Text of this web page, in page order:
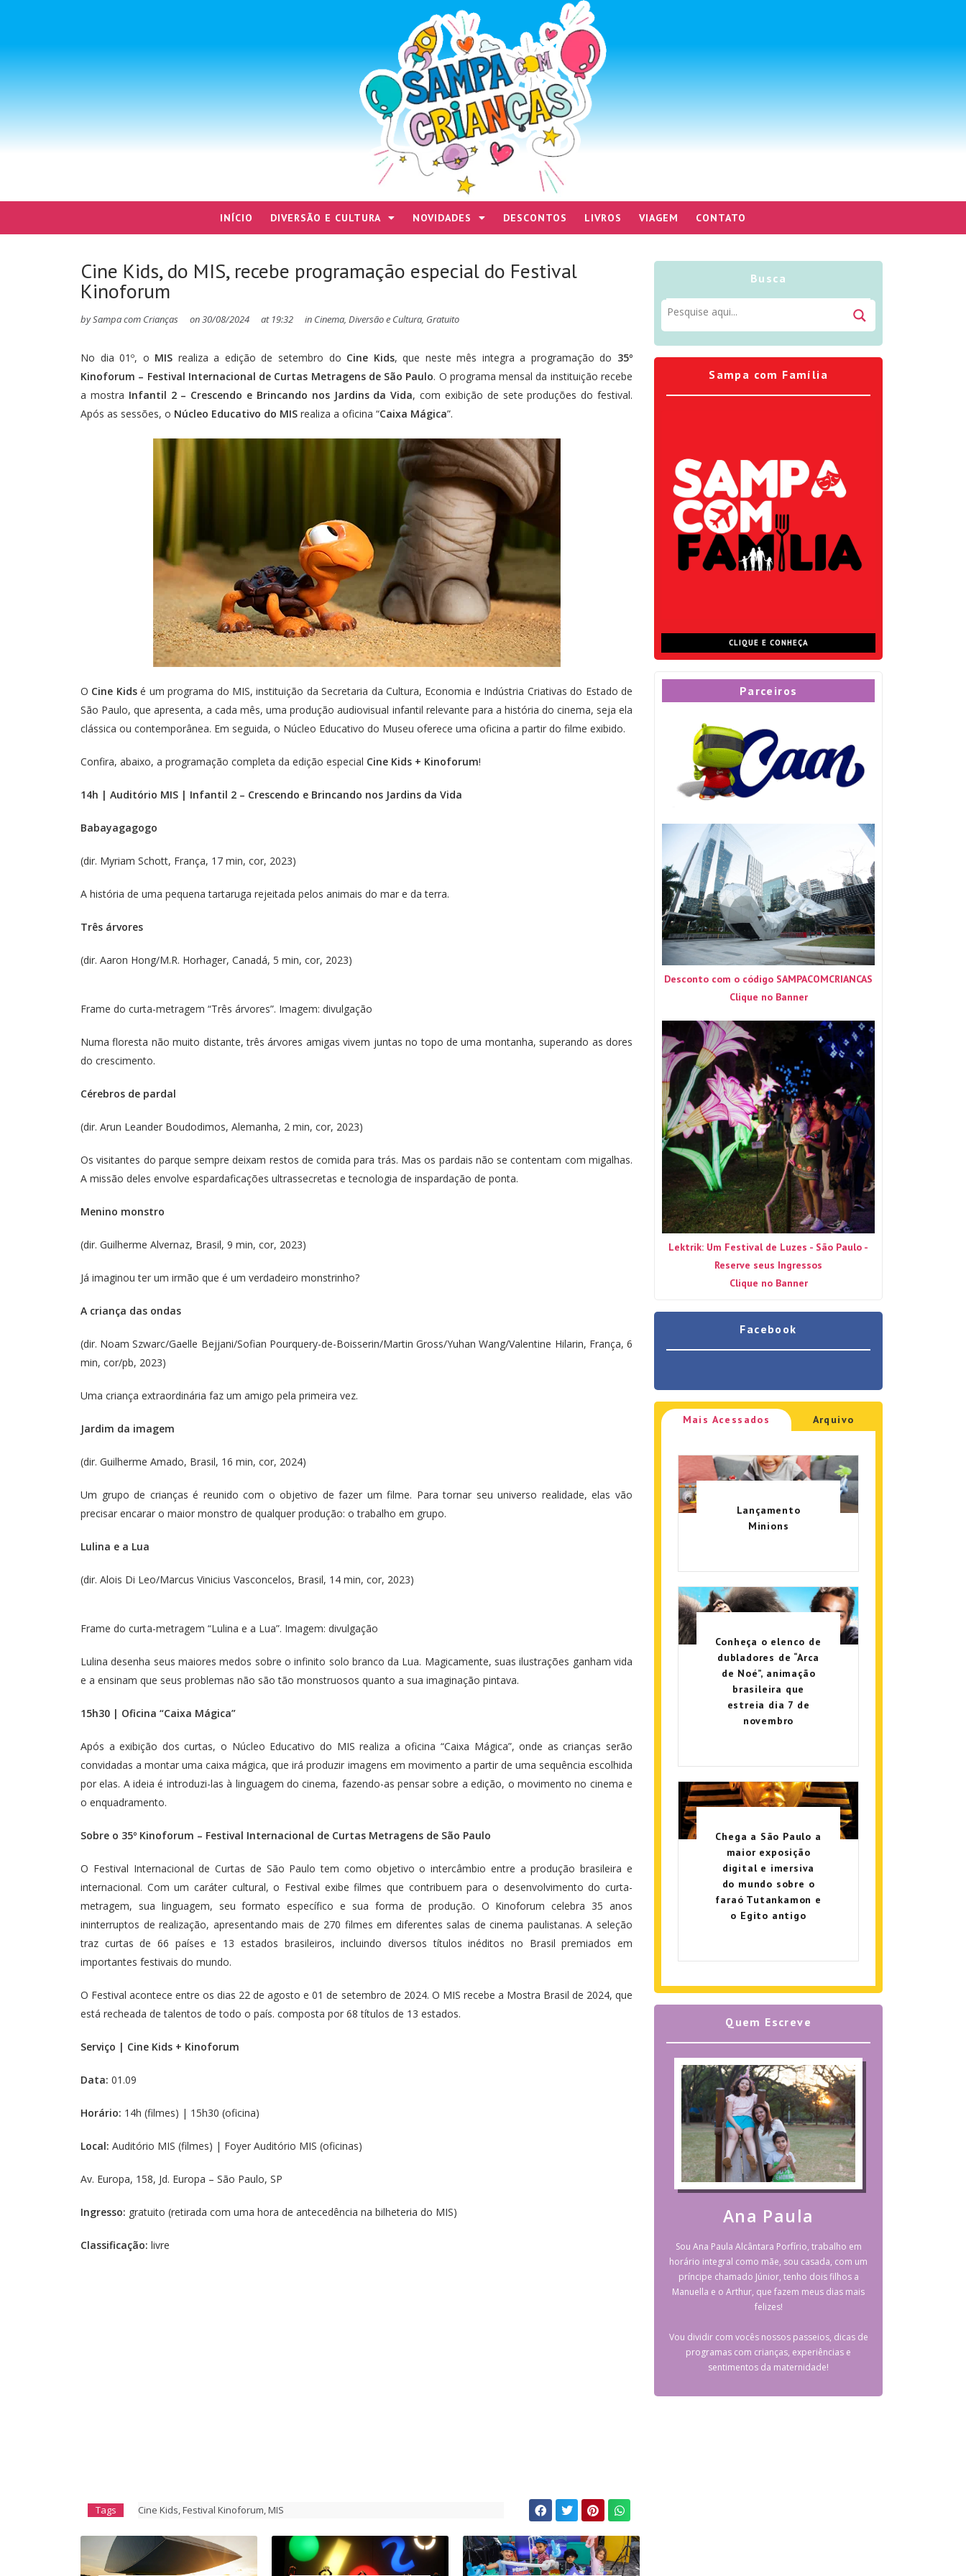
INÍCIO DIVERSÃO E CULTURA NOVIDADES DESCONTOS LIVROS VIAGEM CONTATO
Cine Kids, do MIS, recebe programação especial do Festival
Kinoforum
bySampa com Crianças on30/08/2024 at 19:32 in Cinema, Diversão e Cultura, Gratuito
No dia 01º, o MIS realiza a edição de setembro do Cine Kids, que neste mês integra a programação do 35º
Kinoforum – Festival Internacional de Curtas Metragens de São Paulo. O programa mensal da instituição recebe
a mostra Infantil 2 – Crescendo e Brincando nos Jardins da Vida, com exibição de sete produções do festival.
Após as sessões, o Núcleo Educativo do MIS realiza a oficina “Caixa Mágica”.
O Cine Kidsé um programa do MIS, instituição da Secretaria da Cultura, Economia e Indústria Criativas do Estado de
São Paulo, que apresenta, a cada mês, uma produção audiovisual infantil relevante para a história do cinema, seja ela
clássica ou contemporânea. Em seguida, o Núcleo Educativo do Museu oferece uma oficina a partir do filme exibido.
Confira, abaixo, a programação completa da edição especial Cine Kids + Kinoforum!
14h | Auditório MIS | Infantil 2 – Crescendo e Brincando nos Jardins da Vida
Babayagagogo
(dir. Myriam Schott, França, 17 min, cor, 2023)
A história de uma pequena tartaruga rejeitada pelos animais do mar e da terra.
Três árvores
(dir. Aaron Hong/M.R. Horhager, Canadá, 5 min, cor, 2023)
Frame do curta-metragem “Três árvores”. Imagem: divulgação
Numa floresta não muito distante, três árvores amigas vivem juntas no topo de uma montanha, superando as dores
do crescimento.
Cérebros de pardal
(dir. Arun Leander Boudodimos, Alemanha, 2 min, cor, 2023)
Os visitantes do parque sempre deixam restos de comida para trás. Mas os pardais não se contentam com migalhas.
A missão deles envolve espardaficações ultrassecretas e tecnologia de inspardação de ponta.
Menino monstro
(dir. Guilherme Alvernaz, Brasil, 9 min, cor, 2023)
Já imaginou ter um irmão que é um verdadeiro monstrinho?
A criança das ondas
(dir. Noam Szwarc/Gaelle Bejjani/Sofian Pourquery-de-Boisserin/Martin Gross/Yuhan Wang/Valentine Hilarin, França, 6
min, cor/pb, 2023)
Uma criança extraordinária faz um amigo pela primeira vez.
Jardim da imagem
(dir. Guilherme Amado, Brasil, 16 min, cor, 2024)
Um grupo de crianças é reunido com o objetivo de fazer um filme. Para tornar seu universo realidade, elas vão
precisar encarar o maior monstro de qualquer produção: o trabalho em grupo.
Lulina e a Lua
(dir. Alois Di Leo/Marcus Vinicius Vasconcelos, Brasil, 14 min, cor, 2023)
Frame do curta-metragem “Lulina e a Lua”. Imagem: divulgação
Lulina desenha seus maiores medos sobre o infinito solo branco da Lua. Magicamente, suas ilustrações ganham vida
e a ensinam que seus problemas não são tão monstruosos quanto a sua imaginação pintava.
15h30 | Oficina “Caixa Mágica”
Após a exibição dos curtas, o Núcleo Educativo do MIS realiza a oficina “Caixa Mágica”, onde as crianças serão
convidadas a montar uma caixa mágica, que irá produzir imagens em movimento a partir de uma sequência escolhida
por elas. A ideia é introduzi-las à linguagem do cinema, fazendo-as pensar sobre a edição, o movimento no cinema e
o enquadramento.
Sobre o 35º Kinoforum – Festival Internacional de Curtas Metragens de São Paulo
O Festival Internacional de Curtas de São Paulo tem como objetivo o intercâmbio entre a produção brasileira e
internacional. Com um caráter cultural, o Festival exibe filmes que contribuem para o desenvolvimento do curta-
metragem, sua linguagem, seu formato específico e sua forma de produção. O Kinoforum celebra 35 anos
ininterruptos de realização, apresentando mais de 270 filmes em diferentes salas de cinema paulistanas. A seleção
traz curtas de 66 países e 13 estados brasileiros, incluindo diversos títulos inéditos no Brasil premiados em
importantes festivais do mundo.
O Festival acontece entre os dias 22 de agosto e 01 de setembro de 2024. O MIS recebe a Mostra Brasil de 2024, que
está recheada de talentos de todo o país. composta por 68 títulos de 13 estados.
Serviço | Cine Kids + Kinoforum
Data: 01.09
Horário: 14h (filmes) | 15h30 (oficina)
Local: Auditório MIS (filmes) | Foyer Auditório MIS (oficinas)
Av. Europa, 158, Jd. Europa – São Paulo, SP
Ingresso: gratuito (retirada com uma hora de antecedência na bilheteria do MIS)
Classificação: livre
Tags Cine Kids,Festival Kinoforum,MIS
Busca
Sampa com Família
CLIQUE E CONHEÇA
Parceiros
Desconto com o código SAMPACOMCRIANCAS
Clique no Banner
Lektrik: Um Festival de Luzes - São Paulo -
Reserve seus Ingressos
Clique no Banner
Facebook
Mais Acessados Arquivo
Lançamento
Minions
Conheça o elenco de
dubladores de “Arca
de Noé”, animação
brasileira que
estreia dia 7 de
novembro
Chega a São Paulo a
maior exposição
digital e imersiva
do mundo sobre o
faraó Tutankamon e
o Egito antigo
Quem Escreve
Ana Paula
Sou Ana Paula Alcântara Porfírio, trabalho em
horário integral como mãe, sou casada, com um
príncipe chamado Júnior, tenho dois filhos a
Manuella e o Arthur, que fazem meus dias mais
felizes!
Vou dividir com vocês nossos passeios, dicas de
programas com crianças, experiências e
sentimentos da maternidade!